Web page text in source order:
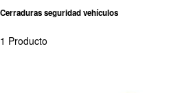
Cerraduras seguridad vehículos
1 Producto